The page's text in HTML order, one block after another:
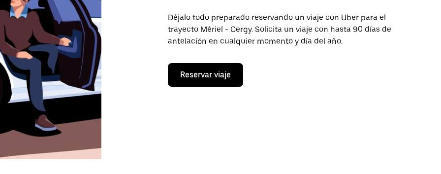
Déjalo todo preparado reservando un viaje con Uber para el
trayecto Mériel - Cergy. Solicita un viaje con hasta 90 días de
antelación en cualquier momento y día del año.
Reservar viaje